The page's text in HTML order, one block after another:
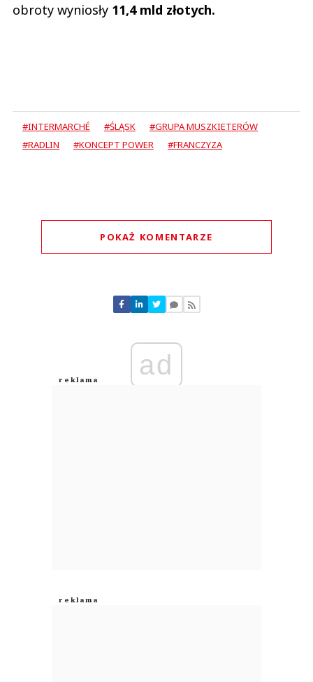
obroty wyniosły 11,4 mld złotych.
#INTERMARCHÉ #ŚLĄSK
#GRUPA MUSZKIETERÓW
#RADLIN
#KONCEPT POWER #FRANCZYZA
POKAŻ KOMENTARZE
Nie znaleziono komentarzy
Zostaw swoje komentarze
Anuluj
ad